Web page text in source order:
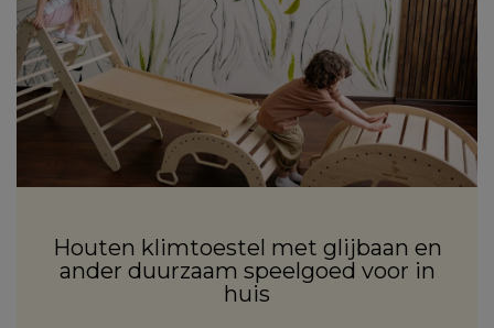
Houten klimtoestel met glijbaan en
ander duurzaam speelgoed voor in
huis